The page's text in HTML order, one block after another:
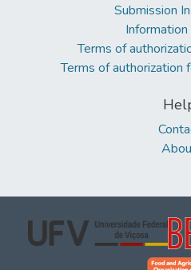
Submission
Terms of
Terms of authorization